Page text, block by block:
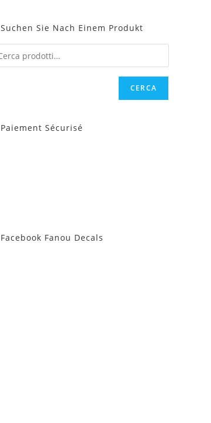
web
Suchen Sie Nach Einem Produkt
CERCA
Paiement Sécurisé
Facebook Fanou Decals